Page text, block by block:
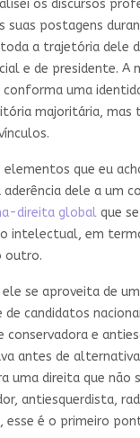
os discursos
suas postagens
toda a trajetória dele
e de presidente. A
uma
majoritária, mas
elementos que eu
aderência dele a um
direita globalque
intelectual, em
outro.
se aproveita de
candidatos
e
antes de
uma direita que não
antiesquerdista,
esse é o primeiro